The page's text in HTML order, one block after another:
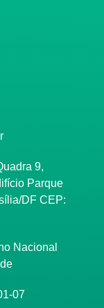
9,
Parque
DF CEP:
Nacional
07